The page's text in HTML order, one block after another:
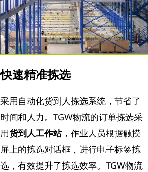
快速精准拣选
采用自动化货到人拣选系统，节省了
时间和人力。TGW物流的订单拣选采
用货到人工作站，作业人员根据触摸
屏上的拣选对话框，进行电子标签拣
选，有效提升了拣选效率。TGW物流